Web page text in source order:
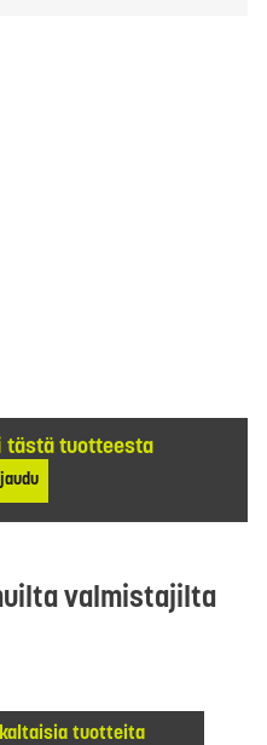
tästä tuotteesta
valmistajilta
tuotteita